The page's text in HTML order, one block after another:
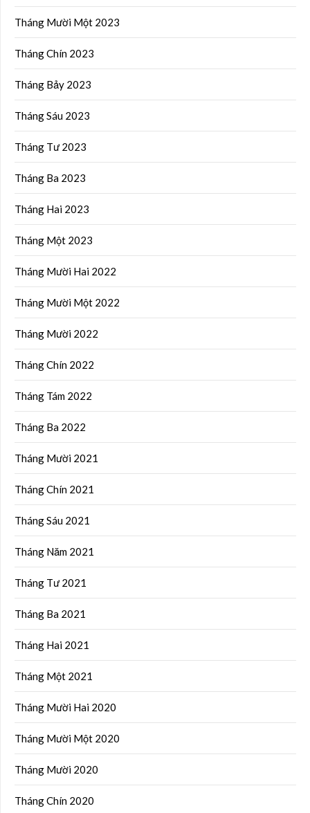
Tháng Mười Một 2023
Tháng Chín 2023
Tháng Bảy 2023
Tháng Sáu 2023
Tháng Tư 2023
Tháng Ba 2023
Tháng Hai 2023
Tháng Một 2023
Tháng Mười Hai 2022
Tháng Mười Một 2022
Tháng Mười 2022
Tháng Chín 2022
Tháng Tám 2022
Tháng Ba 2022
Tháng Mười 2021
Tháng Chín 2021
Tháng Sáu 2021
Tháng Năm 2021
Tháng Tư 2021
Tháng Ba 2021
Tháng Hai 2021
Tháng Một 2021
Tháng Mười Hai 2020
Tháng Mười Một 2020
Tháng Mười 2020
Tháng Chín 2020